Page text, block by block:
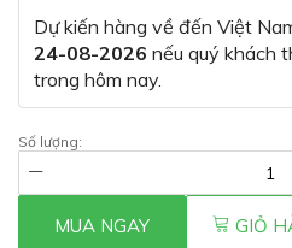
Dự kiến hàng về đến Việt
24-08-2026 nếu quý khách
trong hôm nay.
Số lượng:
MUA NGAY GIỎ